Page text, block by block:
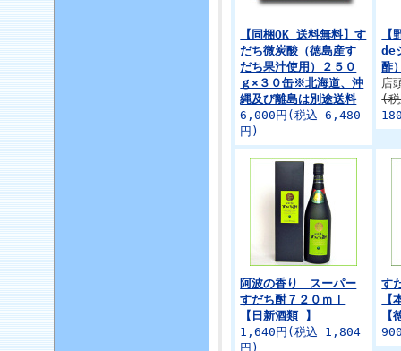
【同梱OK 送料無料】す
だち微炭酸（徳島産す
だち果汁使用）２５０
ｇ×３０缶※北海道、沖
縄及び離島は別途送料
6,000円(税込 6,480
円)
de
酢
店
(
阿波の香り スーパー
すだち酎７２０ｍｌ
【日新酒類 】
1,640円(税込 1,804
円)
す